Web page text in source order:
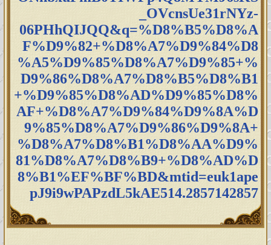
_OVcnsUe31rNYz-
06PHhQIJQQ&q=%D8%B5%D8%A
F%D9%82+%D8%A7%D9%84%D8
%A5%D9%85%D8%A7%D9%85+%
D9%86%D8%A7%D8%B5%D8%B1
+%D9%85%D8%AD%D9%85%D8%
AF+%D8%A7%D9%84%D9%8A%D
9%85%D8%A7%D9%86%D9%8A+
%D8%A7%D8%B1%D8%AA%D9%
81%D8%A7%D8%B9+%D8%AD%D
8%B1%EF%BF%BD&mtid=euk1ape
pJ9i9wPAPzdL5kAE514.2857142857